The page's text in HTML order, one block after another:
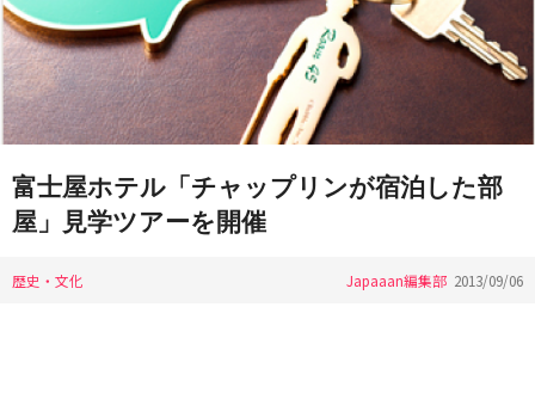
富士屋ホテル「チャップリンが宿泊した部
屋」見学ツアーを開催
歴史・文化 Japaaan編集部 2013/09/06